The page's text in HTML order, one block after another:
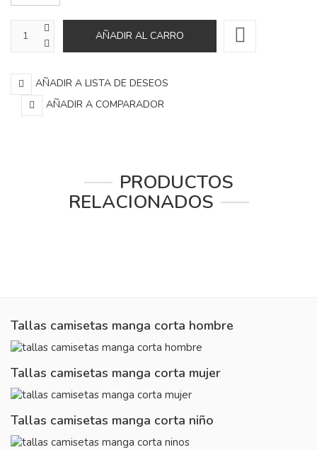
AÑADIR A LISTA DE DESEOS
AÑADIR A COMPARADOR
PRODUCTOS
RELACIONADOS
Tallas camisetas manga corta hombre
Tallas camisetas manga corta mujer
Tallas camisetas manga corta niño